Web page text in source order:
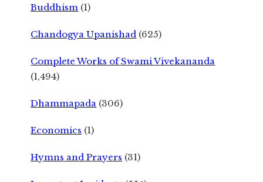
Buddhism (1)
Chandogya Upanishad (625)
Complete Works of Swami Vivekananda
(1,494)
Dhammapada (306)
Economics (1)
Hymns and Prayers (31)